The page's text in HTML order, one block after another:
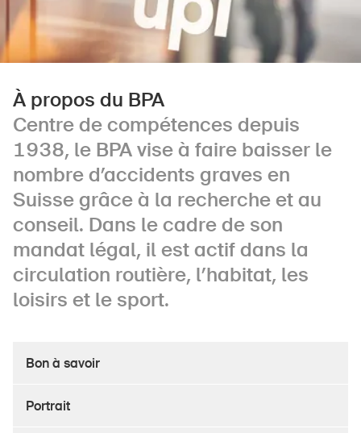
Enfants
Seniors
École
À propos du BPA
Médias
Politique
Sinus Plus
Postes vacants
Bon à savoir
Portrait
À propos du BPA
Centre de compétences depuis
1938, le BPA vise à faire baisser le
nombre d’accidents graves en
Suisse grâce à la recherche et au
conseil. Dans le cadre de son
mandat légal, il est actif dans la
circulation routière, l’habitat, les
loisirs et le sport.